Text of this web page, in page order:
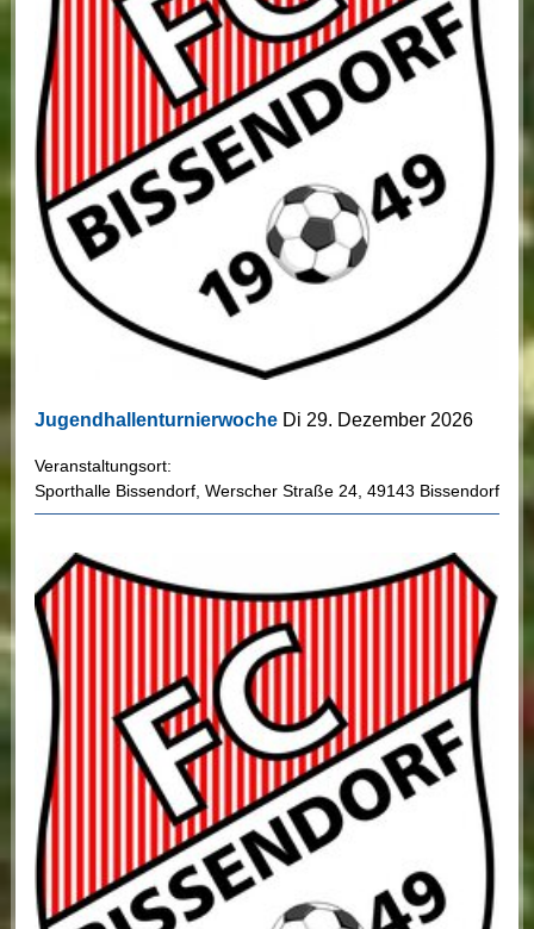
Jugendhallenturnierwoche Di 29. Dezember 2026
Veranstaltungsort:
Sporthalle Bissendorf, Werscher Straße 24, 49143 Bissendorf